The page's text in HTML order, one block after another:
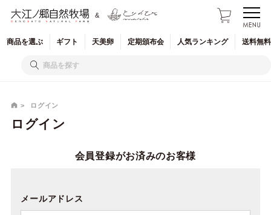
&
商品を選ぶ ギフト 天美卵 定期頒布会 人気ランキング 送料無
ログイン
ログイン
会員登録がお済みのお客様
メールアドレス